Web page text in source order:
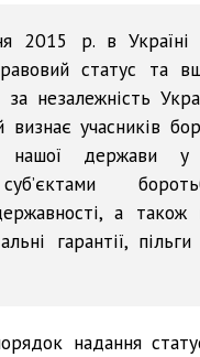
2015 р. в Україні
статус та
за незалежність
визнає учасників
нашої держави
а також
гарантії,
надання